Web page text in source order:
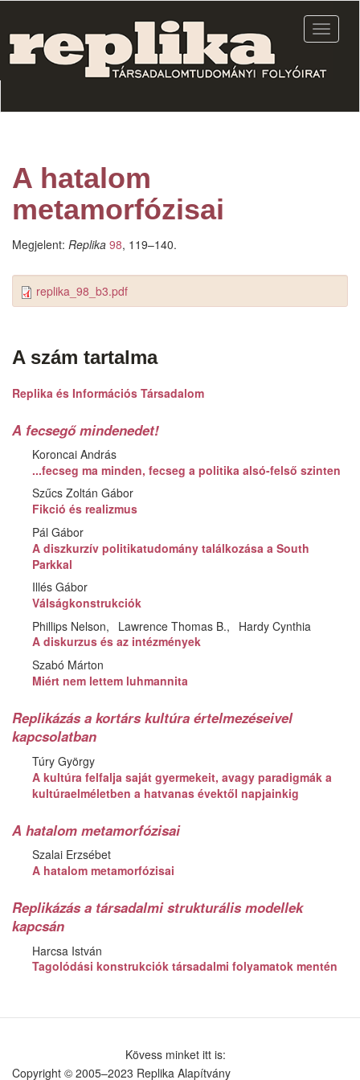
tartalomra
A hatalom
metamorfózisai
Megjelent: Replika 98, 119–140.
replika_98_b3.pdf
A szám tartalma
Replika és Információs Társadalom
A fecsegő mindenedet!
Koroncai András
...fecseg ma minden, fecseg a politika alsó-felső szinten
Szűcs Zoltán Gábor
Fikció és realizmus
Pál Gábor
A diszkurzív politikatudomány találkozása a South
Parkkal
Illés Gábor
Válságkonstrukciók
Phillips Nelson
Lawrence Thomas B.
Hardy Cynthia
A diskurzus és az intézmények
Szabó Márton
Miért nem lettem luhmannita
Replikázás a kortárs kultúra értelmezéseivel
kapcsolatban
Túry György
A kultúra felfalja saját gyermekeit, avagy paradigmák a
kultúraelméletben a hatvanas évektől napjainkig
A hatalom metamorfózisai
Szalai Erzsébet
A hatalom metamorfózisai
Replikázás a társadalmi strukturális modellek
kapcsán
Harcsa István
Tagolódási konstrukciók társadalmi folyamatok mentén
Kövess minket itt is:
Copyright © 2005–2023 Replika Alapítvány